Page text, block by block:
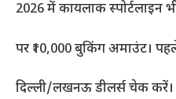
2026 में कायलाक स्पोर्टलाइन
पर ₹10,000 बुकिंग अमाउंट।
दिल्ली/लखनऊ डीलर्स चेक करें।